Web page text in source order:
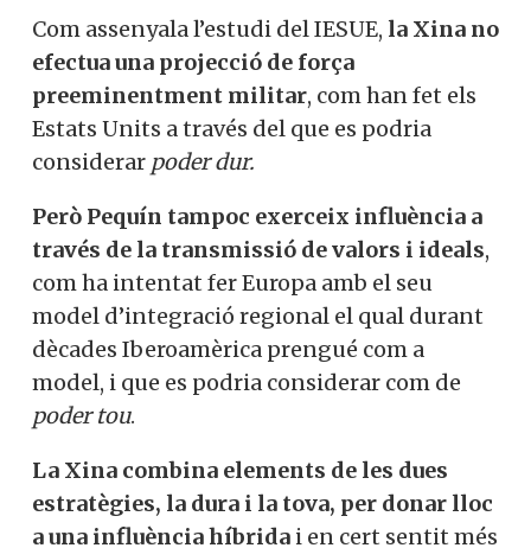
Com assenyala l’estudi del IESUE, la Xina no
efectua una projecció de força
preeminentment militar, com han fet els
Estats Units a través del que es podria
considerar poder dur.
Però Pequín tampoc exerceix influència a
través de la transmissió de valors i ideals,
com ha intentat fer Europa amb el seu
model d’integració regional el qual durant
dècades Iberoamèrica prengué com a
model, i que es podria considerar com de
poder tou.
La Xina combina elements de les dues
estratègies, la dura i la tova, per donar lloc
a una influència híbrida i en cert sentit més